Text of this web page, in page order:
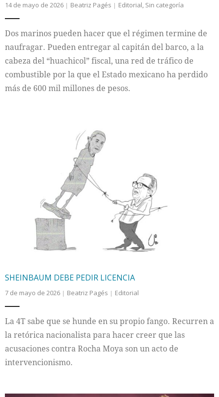
14 de mayo de 2026 Beatriz Pagés Editorial, Sin categoría
Dos marinos pueden hacer que el régimen termine de
naufragar. Pueden entregar al capitán del barco, a la
cabeza del “huachicol” fiscal, una red de tráfico de
combustible por la que el Estado mexicano ha perdido
más de 600 mil millones de pesos.
SHEINBAUM DEBE PEDIR LICENCIA
7 de mayo de 2026 Beatriz Pagés Editorial
La 4T sabe que se hunde en su propio fango. Recurren a
la retórica nacionalista para hacer creer que las
acusaciones contra Rocha Moya son un acto de
intervencionismo.